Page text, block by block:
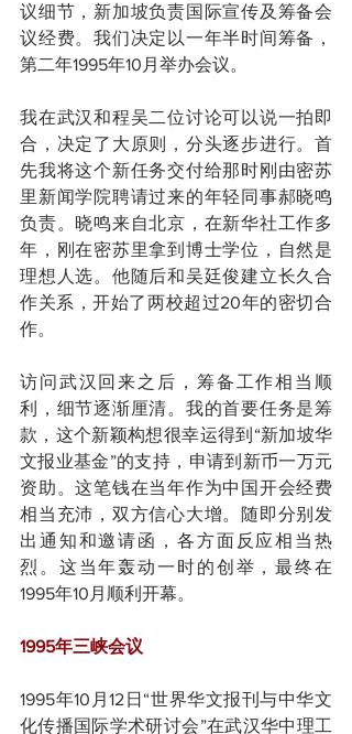
议细节，新加坡负责国际宣传及筹备会
议经费。我们决定以一年半时间筹备，
第二年1995年10月举办会议。
我在武汉和程吴二位讨论可以说一拍即
合，决定了大原则，分头逐步进行。首
先我将这个新任务交付给那时刚由密苏
里新闻学院聘请过来的年轻同事郝晓鸣
负责。晓鸣来自北京，在新华社工作多
年，刚在密苏里拿到博士学位，自然是
理想人选。他随后和吴廷俊建立长久合
作关系，开始了两校超过20年的密切合
作。
访问武汉回来之后，筹备工作相当顺
利，细节逐渐厘清。我的首要任务是筹
款，这个新颖构想很幸运得到“新加坡华
文报业基金”的支持，申请到新币一万元
资助。这笔钱在当年作为中国开会经费
相当充沛，双方信心大增。随即分别发
出通知和邀请函，各方面反应相当热
烈。这当年轰动一时的创举，最终在
1995年10月顺利开幕。
1995年三峡会议
1995年10月12日“世界华文报刊与中华文
化传播国际学术研讨会”在武汉华中理工